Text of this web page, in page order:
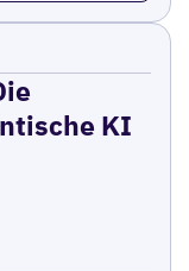
KI